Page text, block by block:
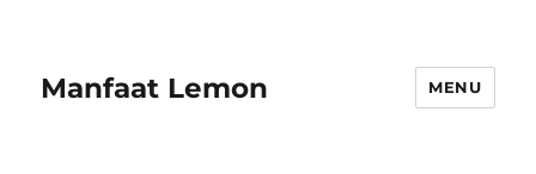
Manfaat Lemon MENU